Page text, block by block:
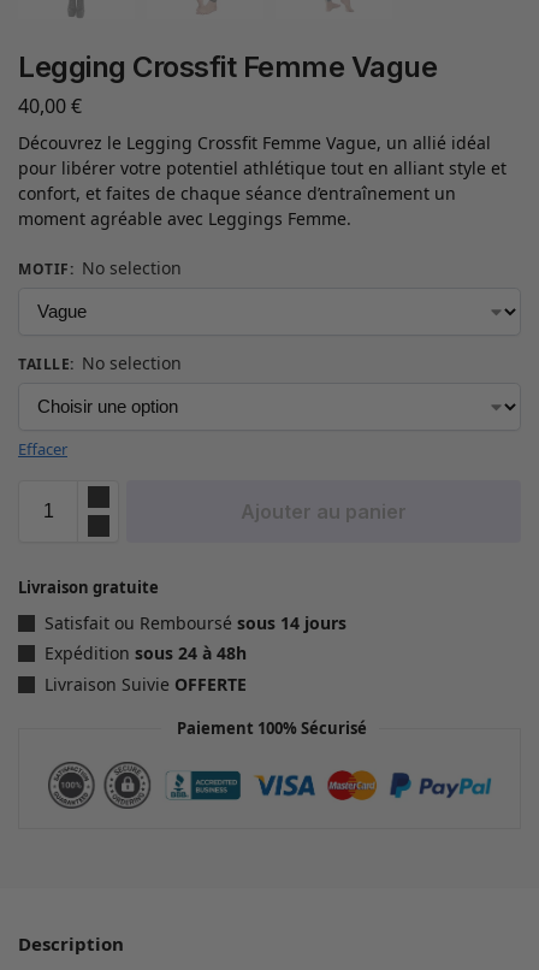
Legging Crossfit Femme Vague
40,00€
Découvrez le Legging Crossfit Femme Vague, un allié idéal
pour libérer votre potentiel athlétique tout en alliant style et
confort, et faites de chaque séance d’entraînement un
moment agréable avec Leggings Femme.
MOTIF: No selection
TAILLE: No selection
Effacer
Ajouter au panier
Livraison gratuite
Satisfait ou Remboursé sous 14 jours
Expédition sous 24 à 48h
Livraison Suivie OFFERTE
Paiement 100% Sécurisé
Description